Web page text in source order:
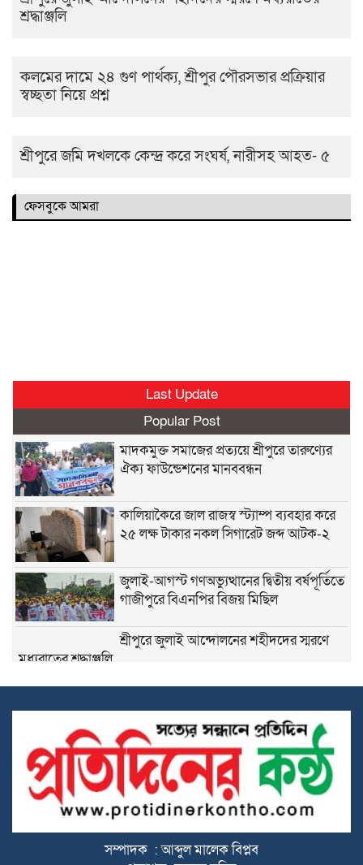
শ্রদ্ধাঞ্জলি
কলমের দামে ২৪ গুণ পার্থক্য, শ্রীপুর পৌরসভার প্রক্রিয়ার
স্বচ্ছতা নিয়ে প্রশ্ন
শ্রীপুরে জমি দখলকে কেন্দ্র করে সংঘর্ষ, নারীসহ আহত- ৫
ফেসবুকে আমরা
Last Update
Popular Post
মাদকমুক্ত সমাজের প্রত্যয়ে শ্রীপুরে তারুণ্যের
ঐক্য ফাউন্ডেশনের মানববন্ধন
কালিয়াকৈরে জাল রাজস্ব স্ট্যাম্প ব্যবহার করে
২৫ লক্ষ টাকার নকল সিগারেট জব্দ আটক-২
জুলাই-আগস্ট গণঅভ্যুত্থানের দ্বিতীয় বর্ষপূর্তিতে
গাজীপুরে বিএনপির বিজয় মিছিল
শ্রীপুরে জুলাই আন্দোলনের শহীদদের স্মরণে
মধ্যরাতের শ্রদ্ধাঞ্জলি
কলমের দামে ২৪ গুণ পার্থক্য, শ্রীপুর পৌরসভার
শ্রীপুরে জমি দখলকে কেন্দ্র করে সংঘর্ষ, নারীসহ
আহত- ৫
দুর্নীতি প্রতিরোধে শিক্ষার্থীদের নৈতিক মূল্যবোধ
গড়ে তুলতে বিদ্যালয়ে চালু হলো সততার
দোকান
সম্পাদক : আব্দুল মালেক বিপ্লব